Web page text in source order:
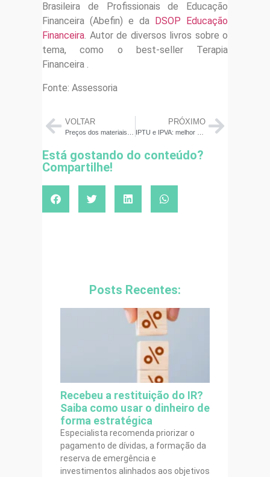
Brasileira de Profissionais de Educação
Financeira (Abefin) e da
DSOP Educação
Financeira. Autor de diversos livros sobre o
tema, como o best-seller Terapia
Financeira .
Fonte: Assessoria
VOLTAR PRÓXIMO
Está gostando do conteúdo?
Compartilhe!
Posts Recentes:
Recebeu a restituição do IR?
Saiba como usar o dinheiro de
forma estratégica
Especialista recomenda priorizar o
pagamento de dívidas, a formação da
reserva de emergência e
investimentos alinhados aos objetivos